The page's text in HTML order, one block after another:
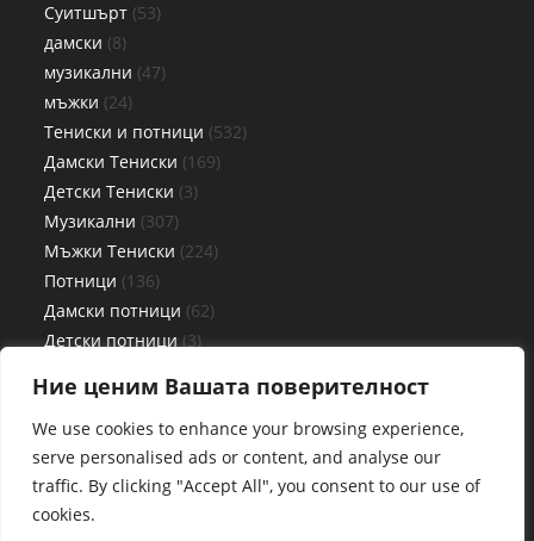
Ние ценим Вашата поверителност
We use cookies to enhance your browsing experience,
serve personalised ads or content, and analyse our
traffic. By clicking "Accept All", you consent to our use of
cookies.
Суитшърт 53
дамски 8
музикални 47
мъжки 24
Тениски и потници 532
Дамски Тениски 169
Детски Тениски 3
Музикални 307
Мъжки Тениски 224
Потници 136
Дамски потници 62
Детски потници 3
Чаши 27